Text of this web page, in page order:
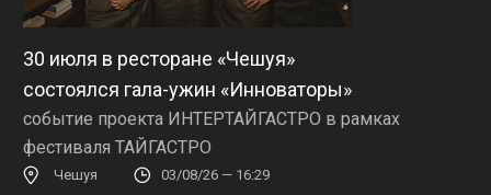
30 июля в ресторане «Чешуя»
состоялся гала-ужин «Инноваторы»
событие проекта ИНТЕРТАЙГАСТРО в рамках
фестиваля ТАЙГАСТРО
Чешуя 03/08/26 — 16:29